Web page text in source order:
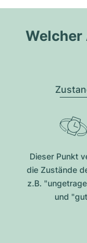
Dieser Punkt
die Zustände
z.B.
und